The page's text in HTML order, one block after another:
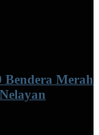
Bendera Merah